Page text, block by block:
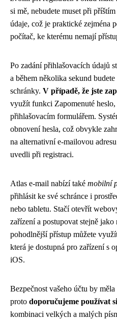
si mě, nebudete muset při
údaje, což je praktické zejména
počítač, ke kterému nemají
Po zadání přihlašovacích údajů
a během několika sekund
schránky. V případě, že jste
využít funkci Zapomenuté heslo,
přihlašovacím formulářem.
obnovení hesla, což obvykle
na alternativní e-mailovou
uvedli při registraci.
Atlas e-mail nabízí také mobilní
přihlásit ke své schránce i
nebo tabletu. Stačí otevřít
zařízení a postupovat stejně jako
pohodlnější přístup můžete
která je dostupná pro zařízení s
iOS.
Bezpečnost vašeho účtu by
proto doporučujeme používat
kombinaci velkých a malých